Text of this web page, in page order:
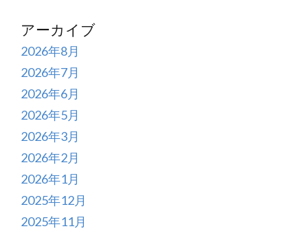
アーカイブ
2026年8月
2026年7月
2026年6月
2026年5月
2026年3月
2026年2月
2026年1月
2025年12月
2025年11月